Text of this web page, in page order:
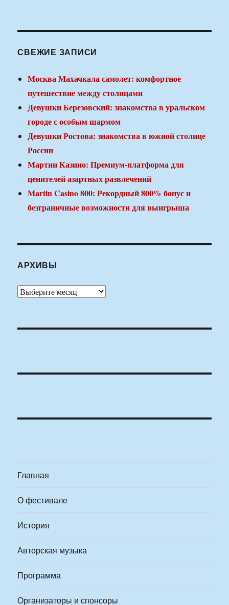
СВЕЖИЕ ЗАПИСИ
Москва Махачкала самолет: комфортное
путешествие между столицами
Девушки Березовский: знакомства в уральском
городе с особым шармом
Девушки Ростова: знакомства в южной столице
России
Мартин Казино: Премиум-платформа для
ценителей азартных развлечений
Martin Casino 800: Рекордный 800% бонус и
безграничные возможности для выигрыша
АРХИВЫ
Архивы
Главная
О фестивале
История
Авторская музыка
Программа
Организаторы и спонсоры